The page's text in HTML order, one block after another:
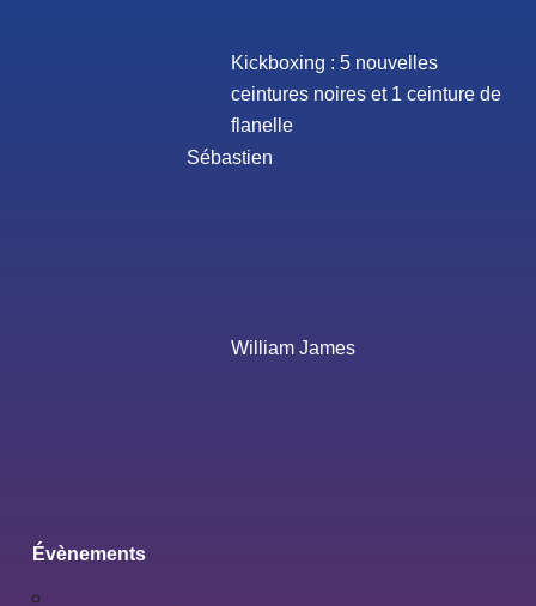
Kickboxing : 5 nouvelles
ceintures noires et 1 ceinture de
flanelle
Sébastien
William James
Évènements